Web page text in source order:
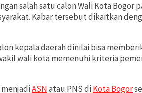
salah satu calon Wali Kota Bogor
Kabar tersebut dikaitkan
kepala daerah dinilai bisa
wali kota memenuhi kriteria
ASNatau PNS diKota Bogor